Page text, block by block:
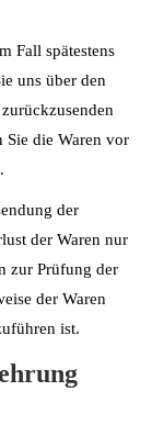
Fall spätestens
uns über den
Sie die Waren vor
der
der Waren nur
zur Prüfung der
der Waren
ist.